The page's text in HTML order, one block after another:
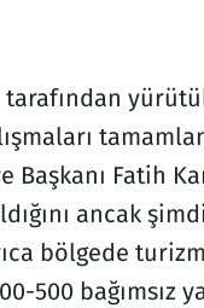
tarafından
Başkanı Fatih
ancak
bölgede
500